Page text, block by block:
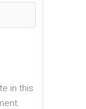
in this